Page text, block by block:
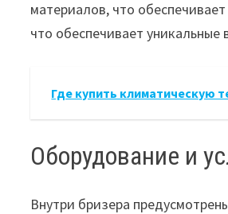
материалов, что
что обеспечивает
Где купить климатическую
Оборудование и
Внутри бризера